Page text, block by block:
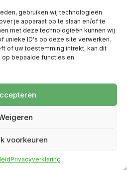
gebruiken wij technologieën
je apparaat op te slaan en/of te
met deze technologieën kunnen wij
unieke ID's op deze site verwerken.
of uw toestemming intrekt, kan dit
bepaalde functies en
voorkeuren
Privacyverklaring